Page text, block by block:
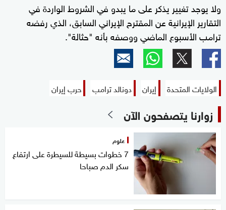
ولا يوجد تغيير يذكر على ما يبدو في ‌الشروط الواردة في
التقارير الإيرانية عن المقترح الإيراني السابق، الذي رفضه
ترامب الأسبوع الماضي ووصفه ⁠بأنه "حثالة".
الولايات المتحدة إيران دونالد ترامب حرب إيران
زوارنا يتصفحون الآن
علوم
7 خطوات بسيطة للسيطرة على ارتفاع
سكر الدم صباحا